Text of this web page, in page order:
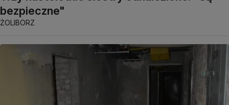
bezpieczne"
ŻOLIBORZ